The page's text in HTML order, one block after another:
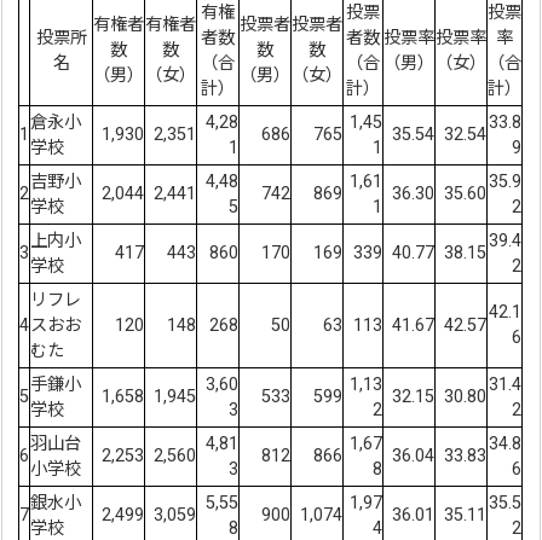
投票所
名
有権者
数
（男）
有権者
数
（女）
有権
者数
（合
計）
投票者
数
（男）
投票者
数
（女）
投票
者数
（合
計）
投票率
（男）
投票率
（女）
投票
率
（合
計）
1
倉永小
学校
1,930 2,351
4,28
1
686 765
1,45
1
35.54 32.54
33.8
9
2
吉野小
学校
2,044 2,441
4,48
5
742 869
1,61
1
36.30 35.60
35.9
2
3
上内小
学校
417 443 860 170 169 339 40.77 38.15
39.4
2
4
リフレ
スおお
むた
120 148 268 50 63 113 41.67 42.57
42.1
6
5
手鎌小
学校
1,658 1,945
3,60
3
533 599
1,13
2
32.15 30.80
31.4
2
6
羽山台
小学校
2,253 2,560
4,81
3
812 866
1,67
8
36.04 33.83
34.8
6
7
銀水小
学校
2,499 3,059
5,55
8
900 1,074
1,97
4
36.01 35.11
35.5
2